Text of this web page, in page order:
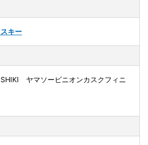
キー
ヤマソービニオンカスクフィニ